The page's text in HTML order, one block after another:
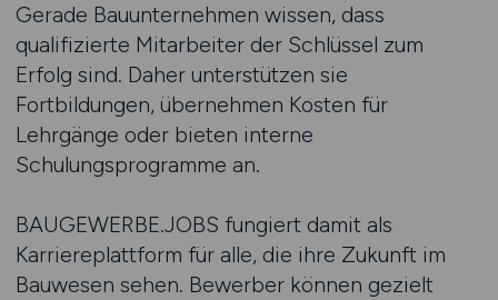
Gerade Bauunternehmen wissen, dass
qualifizierte Mitarbeiter der Schlüssel zum
Erfolg sind. Daher unterstützen sie
Fortbildungen, übernehmen Kosten für
Lehrgänge oder bieten interne
Schulungsprogramme an.
BAUGEWERBE.JOBS fungiert damit als
Karriereplattform für alle, die ihre Zukunft im
Bauwesen sehen. Bewerber können gezielt